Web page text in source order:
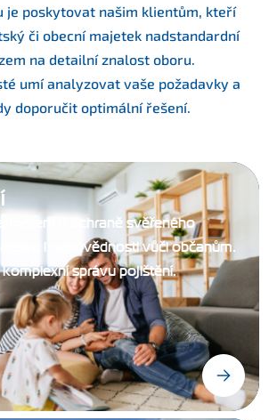
je poskytovat našim klientům, kteří
či obecní majetek nadstandardní
na detailní znalost oboru.
umí analyzovat vaše požadavky a
doporučit optimální řešení.
v ochraně svěřeného
i odpovědnosti vůči občanům.
správu pojištění.